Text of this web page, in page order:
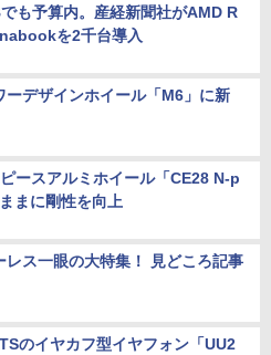
も予算内。産経新聞社がAMD R
を2千台導入
ーデザインホイール「M6」に新
ースアルミホイール「CE28 N-p
まに剛性を向上
レス一眼の大特集！ 見どころ記事
のイヤカフ型イヤフォン「UU2